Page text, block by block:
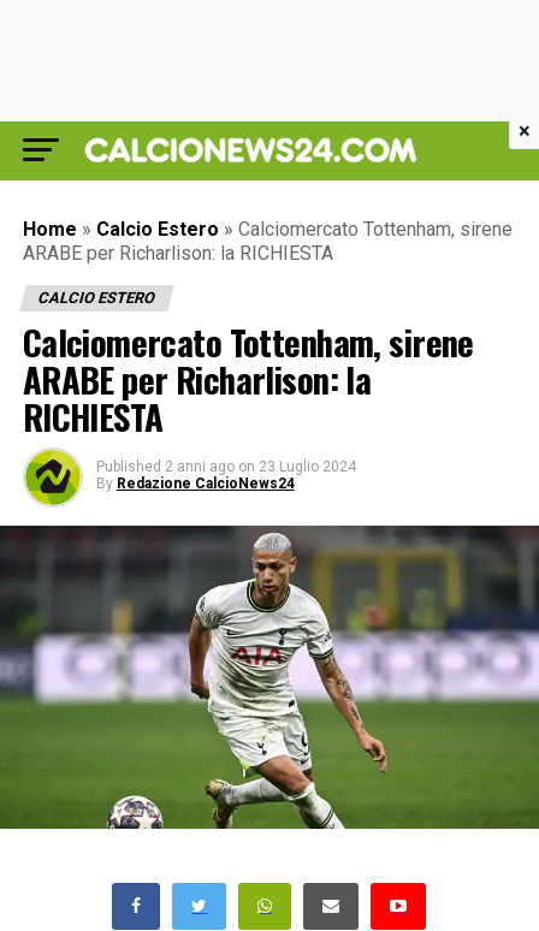
Home » Calcio Estero » Calciomercato Tottenham, sirene
ARABE per Richarlison: la RICHIESTA
CALCIO ESTERO
Calciomercato Tottenham, sirene
ARABE per Richarlison: la
RICHIESTA
Published 2 anni ago on 23 Luglio 2024
By Redazione CalcioNews24
×